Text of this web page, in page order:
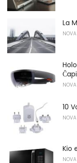
La
10
Kio